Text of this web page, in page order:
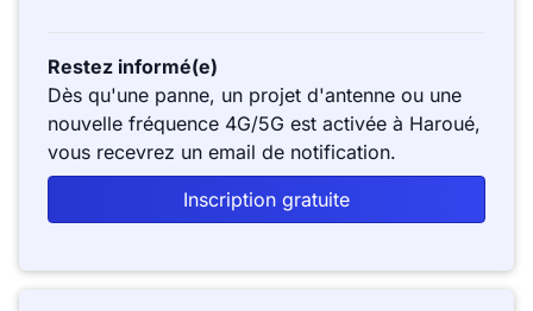
Restez informé(e)
Dès qu'une panne, un projet d'antenne ou une
nouvelle fréquence 4G/5G est activée à Haroué,
vous recevrez un email de notification.
Inscription gratuite